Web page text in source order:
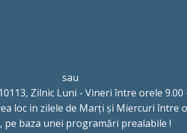
sau
Zilnic Luni - Vineri între orele 9.00
loc in zilele de Marți și Miercuri între
pe baza unei programări prealabile !